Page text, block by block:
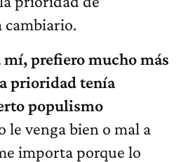
cambiario.
mí, prefiero mucho más
prioridad tenía
populismo
le venga bien o mal a
importa porque lo